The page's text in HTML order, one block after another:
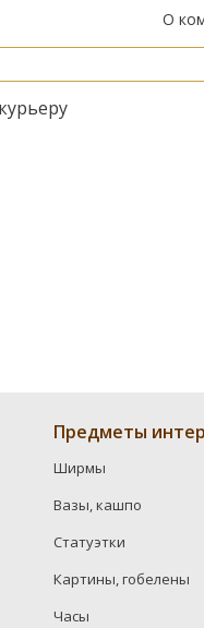
О
Предметы
Ширмы
Вазы, кашпо
Статуэтки
Картины, гобелены
Часы